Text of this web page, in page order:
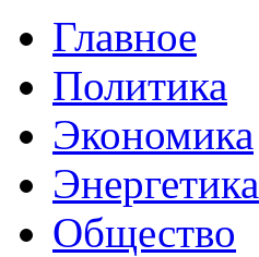
Главное
Политика
Экономика
Энергетика
Общество